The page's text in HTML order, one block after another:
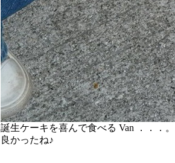
誕生ケーキを喜んで食べる Van ．．．。
良かったね♪